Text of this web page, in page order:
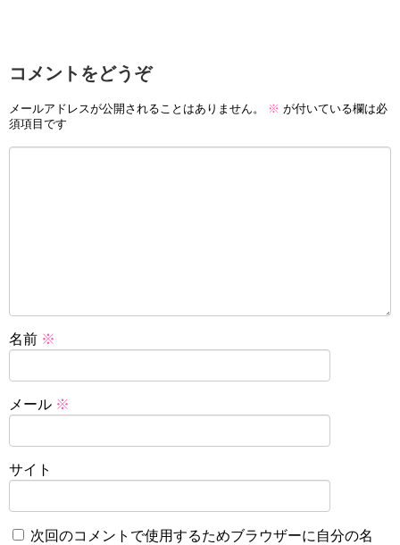
コメントをどうぞ
メールアドレスが公開されることはありません。 ※ が付いている欄は必
須項目です
名前 ※
メール ※
サイト
次回のコメントで使用するためブラウザーに自分の名